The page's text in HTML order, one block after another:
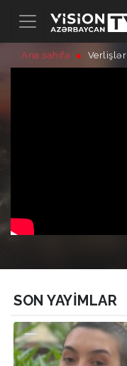
Ana səhifə Verlişlər
SON YAYIMLAR